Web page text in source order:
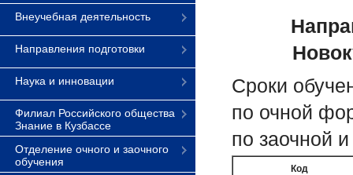
Внеучебная деятельность
Направления подготовки
Наука и инновации
Филиал Российского общества
Знание в Кузбассе
Отделение очного и заочного
обучения
Сроки
по очной
по заочной
Код